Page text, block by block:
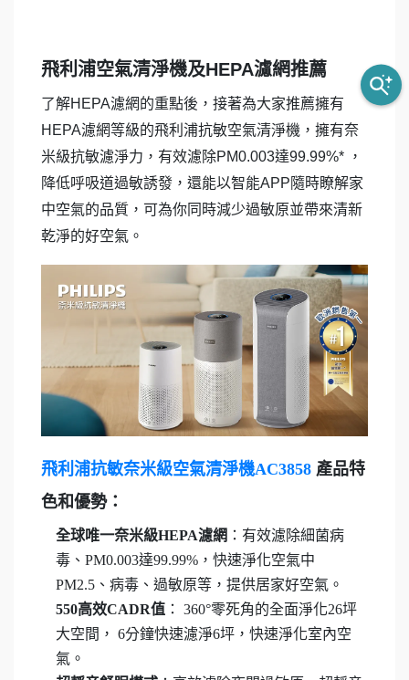
飛利浦空氣清淨機及HEPA濾網推薦
了解HEPA濾網的重點後，接著為大家推薦擁有
HEPA濾網等級的飛利浦抗敏空氣清淨機，擁有奈
米級抗敏濾淨力，有效濾除PM0.003達99.99%* ，
降低呼吸道過敏誘發，還能以智能APP隨時瞭解家
中空氣的品質，可為你同時減少過敏原並帶來清新
乾淨的好空氣。
飛利浦抗敏奈米級空氣清淨機AC3858 產品特
色和優勢：
全球唯一奈米級HEPA濾網 ：有效濾除細菌病
毒、PM0.003達99.99%，快速淨化空氣中
PM2.5、病毒、過敏原等，提供居家好空氣。
550高效CADR值 ： 360°零死角的全面淨化26坪
大空間， 6分鐘快速濾淨6坪，快速淨化室內空
氣。